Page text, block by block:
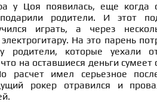
у Цоя появилась, еще когда
родители. И этот
играть, а через
На это парень
родители, которые уехали
на оставшиеся деньги
расчет имел серьезное
рокер отравился и